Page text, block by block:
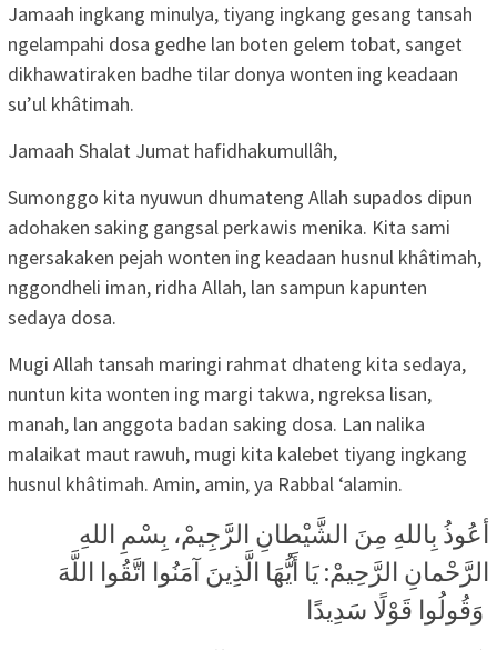
Jamaah ingkang minulya, tiyang ingkang gesang tansah
ngelampahi dosa gedhe lan boten gelem tobat, sanget
dikhawatiraken badhe tilar donya wonten ing keadaan
su’ul khâtimah.
Jamaah Shalat Jumat hafidhakumullâh,
Sumonggo kita nyuwun dhumateng Allah supados dipun
adohaken saking gangsal perkawis menika. Kita sami
ngersakaken pejah wonten ing keadaan husnul khâtimah,
nggondheli iman, ridha Allah, lan sampun kapunten
sedaya dosa.
Mugi Allah tansah maringi rahmat dhateng kita sedaya,
nuntun kita wonten ing margi takwa, ngreksa lisan,
manah, lan anggota badan saking dosa. Lan nalika
malaikat maut rawuh, mugi kita kalebet tiyang ingkang
husnul khâtimah. Amin, amin, ya Rabbal ‘alamin.
الرَّحْمانِ الرَّحِيمْ: يَا أَيُّهَا الَّذِينَ آمَنُوا اتَّقُوا اللَّهَ